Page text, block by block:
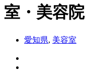
室・美容
愛知県, 美容室